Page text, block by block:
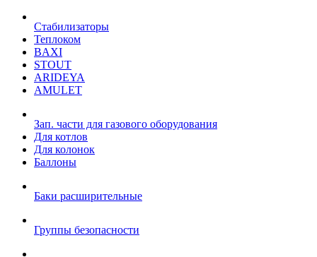
Стабилизаторы
Теплоком
BAXI
STOUT
ARIDEYA
AMULET
Зап. части для газового оборудования
Для котлов
Для колонок
Баллоны
Баки расширительные
Группы безопасности